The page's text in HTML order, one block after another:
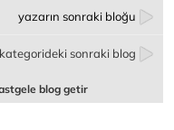
yazarın sonraki bloğu
sonraki blog
blog getir